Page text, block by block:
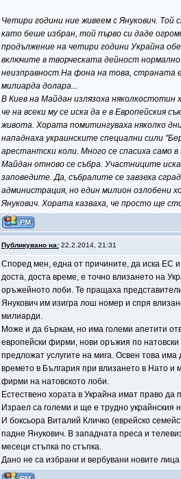
Четири години ние живеем с Янукович. Той
като беше избран, той първо си даде
продължение на четири години Украйна
включите в творческата дейност
неизправност.На фона на това, страната е
милиарда долара...
В Киев на Майдан излязоха
че на всеки му се иска да е в Европейския
живота. Хората помитингуваха няколко
нападнаха украинските специални сили
арестантски коли. Много се спасиха само
Майдан отново се събра. Участниците
заповедите. Да, събралите се завзеха
администрация, но един милион озлобени
Янукович. Хората казваха, че просто ще
Публикувано на:22.2.2014, 21:31
Според мен, една от причините, да иска ЕС и
доста, доста време, е точно влизането на
оръжейното лоби. Те пращаха
Янукович им изигра лош номер и спря
милиарди.
Може и да бъркам, но има големи апетити
европейски фирми, нови оръжия по
предложат услугите на мига. Освен това
времето в България при влизането в Нато
фирми на натовското лоби.
Естествено хората в Украйна имат право
Израел са големи и ще е трудно украйнския
И боксьора Виталий Кличко (еврейско
падне Янукович. В западната преса и
месеци стъпка по стъпка.
Дано не са избрани и вербувани новите